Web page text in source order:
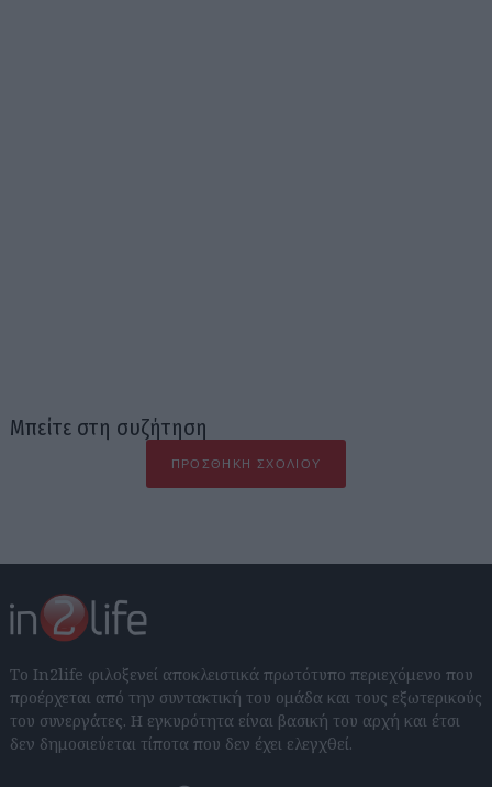
Μπείτε στη συζήτηση
ΠΡΟΣΘΉΚΗ ΣΧΟΛΊΟΥ
Το In2life φιλοξενεί αποκλειστικά πρωτότυπο περιεχόμενο που
προέρχεται από την συντακτική του ομάδα και τους εξωτερικούς
του συνεργάτες. Η εγκυρότητα είναι βασική του αρχή και έτσι
δεν δημοσιεύεται τίποτα που δεν έχει ελεγχθεί.